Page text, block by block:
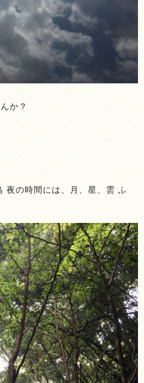
か？
夜の時間には、月、星、雲 ふ